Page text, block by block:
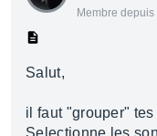
Membre
Salut,
il faut "grouper"
Selectionne les